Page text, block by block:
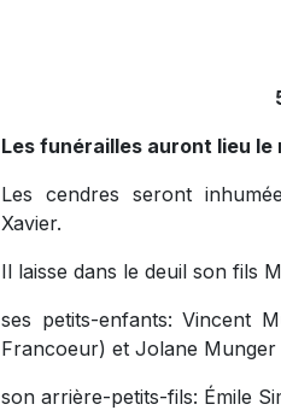
Les funérailles auront lieu le
Les cendres seront
Xavier.
Il laisse dans le deuil son fils
ses petits-enfants: Vincent
Francoeur) et Jolane Munger
son arrière-petits-fils: Émile